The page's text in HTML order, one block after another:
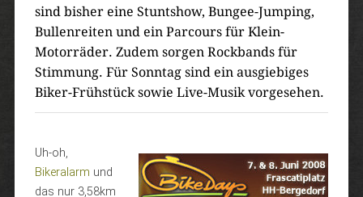
sind bisher eine Stuntshow, Bungee-Jumping,
Bullenreiten und ein Parcours für Klein-
Motorräder. Zudem sorgen Rockbands für
Stimmung. Für Sonntag sind ein ausgiebiges
Biker-Frühstück sowie Live-Musik vorgesehen.
Uh-oh,
Bikeralarm und
das nur 3,58km